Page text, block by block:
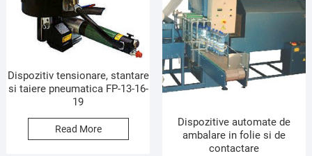
Dispozitiv tensionare, stantare
si taiere pneumatica FP-13-16-
19
Read More
Dispozitive automate de
ambalare in folie si de
contactare